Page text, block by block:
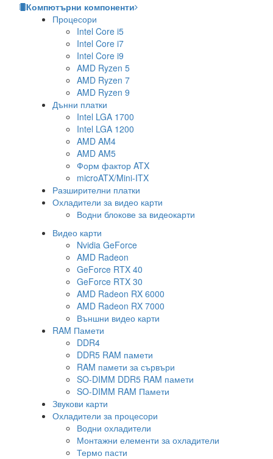
Компютърни компоненти
Процесори
Intel Core i5
Intel Core i7
Intel Core i9
AMD Ryzen 5
AMD Ryzen 7
AMD Ryzen 9
Дънни платки
Intel LGA 1700
Intel LGA 1200
AMD AM4
AMD AM5
Форм фактор ATX
microATX/Mini-ITX
Разширителни платки
Охладители за видео карти
Водни блокове за видеокарти
Видео карти
Nvidia GeForce
AMD Radeon
GeForce RTX 40
GeForce RTX 30
AMD Radeon RX 6000
AMD Radeon RX 7000
Външни видео карти
RAM Памети
DDR4
DDR5 RAM памети
RAM памети за сървъри
SO-DIMM DDR5 RAM памети
SO-DIMM RAM Памети
Звукови карти
Охладители за процесори
Водни охладители
Монтажни елементи за охладители
Термо пасти